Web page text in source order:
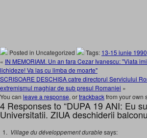
Posted in Uncategorized Tags: 13-15 iunie 1990
« IN MEMORIAM. Un an fara Cezar Ivanescu: "Viata
lichideze! Va las cu limba de moarte"
SCRISOARE DESCHISA catre directorul Serviciului
extremismul maghiar de sub presul Romaniei »
You can leave a response, ortrackbackfrom your own
4 Responses to “DUPA 19 ANI: Eu
Universitatii. ZIUA deschiderii
Village du développement durablesays: